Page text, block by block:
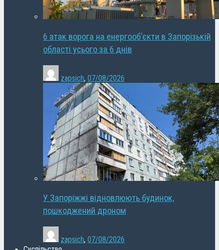
6 атак ворога на енергооб’єкти в Запорізькій
області усього за 6 днів
zapsich, 07/08/2026
У Запоріжжі відновлюють будинок,
пошкоджений дроном
zapsich, 07/08/2026